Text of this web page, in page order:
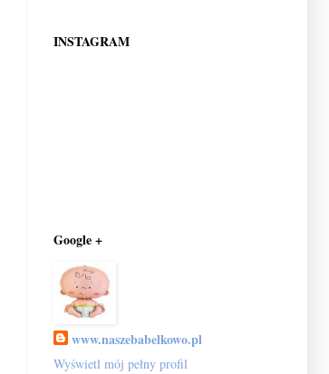
INSTAGRAM
Google +
www.naszebabelkowo.pl
Wyświetl mój pełny profil